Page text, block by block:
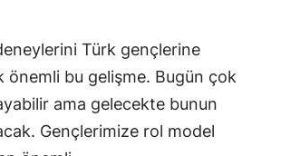
Türk gençlerine
önemli bu gelişme. Bugün çok
ama gelecekte bunun
Gençlerimize rol model